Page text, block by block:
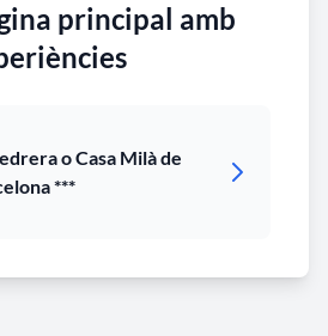
principal amb
o Casa Milà de
***